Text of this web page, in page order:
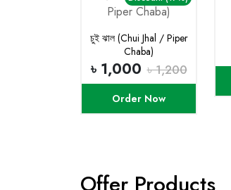
চুই ঝাল (Chui Jhal / Piper
Chaba)
৳ 1,000 ৳ 1,200
Order Now
Offer Products